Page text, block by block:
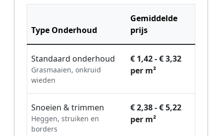
Type Onderhoud
Gemiddelde
prijs
Standaard onderhoud
Grasmaaien, onkruid
wieden
€ 1,42 - € 3,32
per m²
Snoeien & trimmen
Heggen, struiken en
borders
€ 2,38 - € 5,22
per m²